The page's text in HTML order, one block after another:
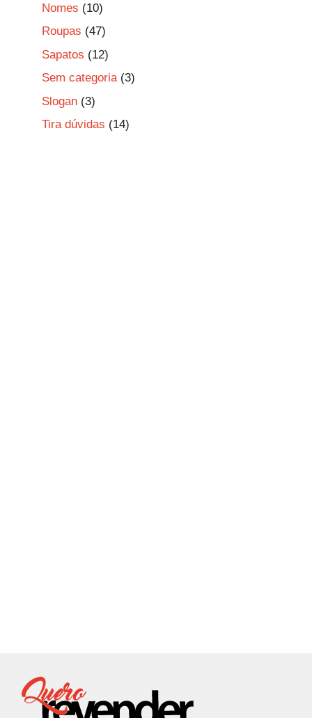
Nomes (10)
Roupas (47)
Sapatos (12)
Sem categoria(3)
Slogan (3)
Tira dúvidas (14)